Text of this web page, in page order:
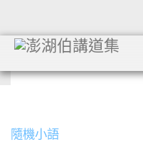
隨機小語